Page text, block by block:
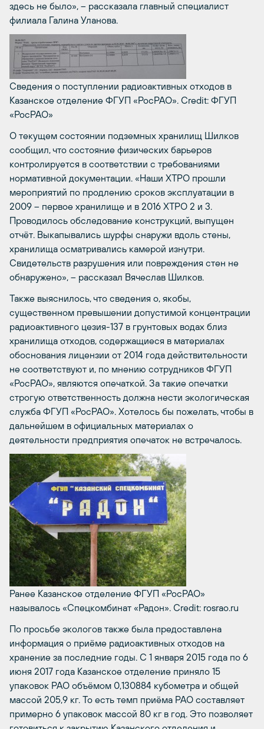
здесь не было», – рассказала главный специалист
филиала Галина Уланова.
Сведения о поступлении радиоактивных отходов в
Казанское отделение ФГУП «РосРАО». Credit: ФГУП
«РосРАО»
О текущем состоянии подземных хранилищ Шилков
сообщил, что состояние физических барьеров
контролируется в соответствии с требованиями
нормативной документации. «Наши ХТРО прошли
мероприятий по продлению сроков эксплуатации в
2009 – первое хранилище и в 2016 ХТРО 2 и 3.
Проводилось обследование конструкций, выпущен
отчёт. Выкапывались шурфы снаружи вдоль стены,
хранилища осматривались камерой изнутри.
Свидетельств разрушения или повреждения стен не
обнаружено», – рассказал Вячеслав Шилков.
Также выяснилось, что сведения о, якобы,
существенном превышении допустимой концентрации
радиоактивного цезия-137 в грунтовых водах близ
хранилища отходов, содержащиеся в материалах
обоснования лицензии от 2014 года действительности
не соответствуют и, по мнению сотрудников ФГУП
«РосРАО», являются опечаткой. За такие опечатки
строгую ответственность должна нести экологическая
служба ФГУП «РосРАО». Хотелось бы пожелать, чтобы в
дальнейшем в официальных материалах о
деятельности предприятия опечаток не встречалось.
Ранее Казанское отделение ФГУП «РосРАО»
называлось «Спецкомбинат «Радон». Credit: rosrao.ru
По просьбе экологов также была предоставлена
информация о приёме радиоактивных отходов на
хранение за последние годы. С 1 января 2015 года по 6
июня 2017 года Казанское отделение приняло 15
упаковок РАО объёмом 0,130884 кубометра и общей
массой 205,9 кг. То есть темп приёма РАО составляет
примерно 6 упаковок массой 80 кг в год. Это позволяет